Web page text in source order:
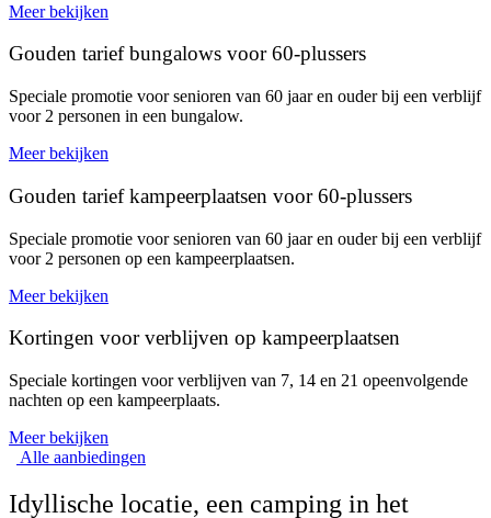
Meer bekijken
Gouden tarief bungalows voor 60-plussers
Speciale promotie voor senioren van 60 jaar en ouder bij een verblijf
voor 2 personen in een bungalow.
Meer bekijken
Gouden tarief kampeerplaatsen voor 60-plussers
Speciale promotie voor senioren van 60 jaar en ouder bij een verblijf
voor 2 personen op een kampeerplaatsen.
Meer bekijken
Kortingen voor verblijven op kampeerplaatsen
Speciale kortingen voor verblijven van 7, 14 en 21 opeenvolgende
nachten op een kampeerplaats.
Meer bekijken
Alle aanbiedingen
Idyllische locatie, een camping in het